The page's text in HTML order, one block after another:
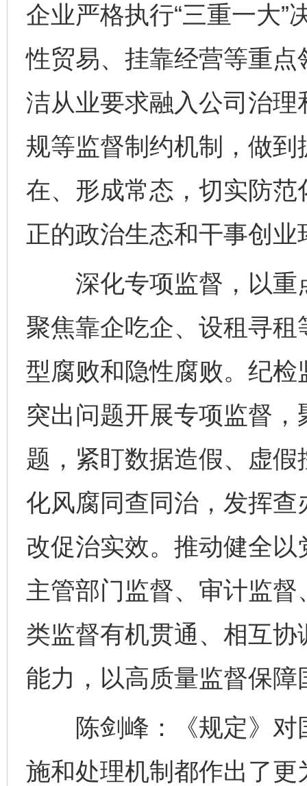
企业严格执行“三重一大
性贸易、挂靠经营等重
洁从业要求融入公司治
规等监督制约机制，做
在、形成常态，切实防
正的政治生态和干事创业
深化专项监督，以重
聚焦靠企吃企、设租寻
型腐败和隐性腐败。纪
突出问题开展专项监督
题，紧盯数据造假、虚
化风腐同查同治，发挥
改促治实效。推动健全
主管部门监督、审计监
类监督有机贯通、相互
能力，以高质量监督保
陈剑峰：《规定》对
施和处理机制都作出了